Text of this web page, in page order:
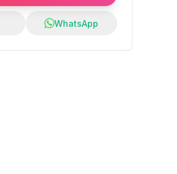
WhatsApp